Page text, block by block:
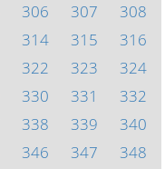
306 307
308
314 315
316
322 323
324
330 331
332
338 339
340
346 347
348